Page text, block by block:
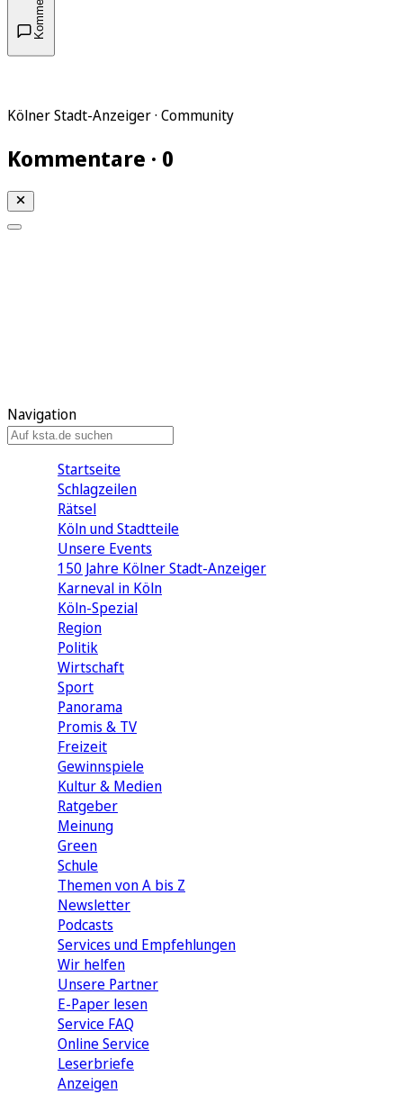
Kölner Stadt-Anzeiger · Community
Kommentare · 0
Navigation
Startseite
Schlagzeilen
Rätsel
Köln und Stadtteile
Unsere Events
150 Jahre Kölner Stadt-Anzeiger
Karneval in Köln
Köln-Spezial
Region
Politik
Wirtschaft
Sport
Panorama
Promis & TV
Freizeit
Gewinnspiele
Kultur & Medien
Ratgeber
Meinung
Green
Schule
Themen von A bis Z
Newsletter
Podcasts
Services und Empfehlungen
Wir helfen
Unsere Partner
E-Paper lesen
Service FAQ
Online Service
Leserbriefe
Anzeigen